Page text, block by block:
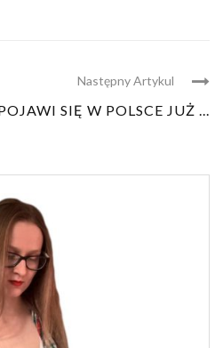
Następny Artykul
SIĘ W POLSCE JUŻ ...